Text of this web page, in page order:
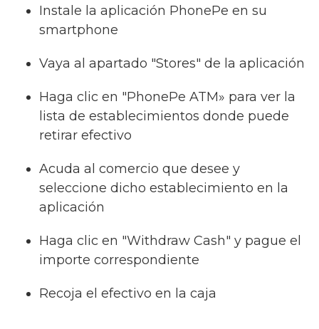
Instale la aplicación PhonePe en su
smartphone
Vaya al apartado "Stores" de la aplicación
Haga clic en "PhonePe ATM» para ver la
lista de establecimientos donde puede
retirar efectivo
Acuda al comercio que desee y
seleccione dicho establecimiento en la
aplicación
Haga clic en "Withdraw Cash" y pague el
importe correspondiente
Recoja el efectivo en la caja